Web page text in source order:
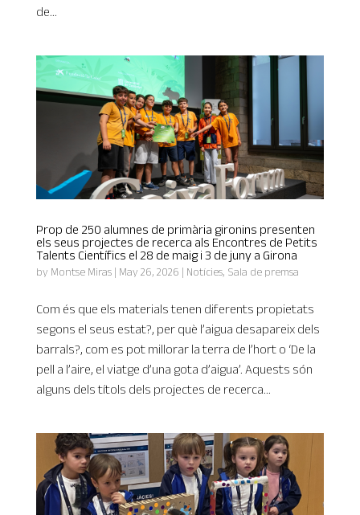
de...
Prop de 250 alumnes de primària gironins presenten
els seus projectes de recerca als Encontres de Petits
Talents Científics el 28 de maig i 3 de juny a Girona
by Montse Miras| May 26, 2026 | Notícies, Sala de premsa
Com és que els materials tenen diferents propietats
segons el seus estat?, per què l’aigua desapareix dels
barrals?, com es pot millorar la terra de l’hort o ‘De la
pell a l’aire, el viatge d’una gota d’aigua’. Aquests són
alguns dels títols dels projectes de recerca...